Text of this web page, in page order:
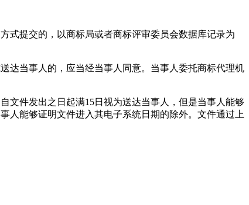
式提交的，以商标局或者商标评审委员会数据库记录为
达当事人的，应当经当事人同意。当事人委托商标代理机
文件发出之日起满15日视为送达当事人，但是当事人能够
人能够证明文件进入其电子系统日期的除外。文件通过上